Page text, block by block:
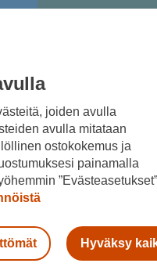
käsi
joiden avulla
avulla mitataan
ostokokemus ja
painamalla
Hyväksy